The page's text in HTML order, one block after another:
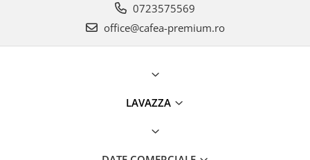
0723575569
office@cafea-premium.ro
LAVAZZA